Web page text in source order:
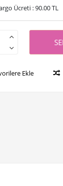
Ücreti :90.00TL
Ekle